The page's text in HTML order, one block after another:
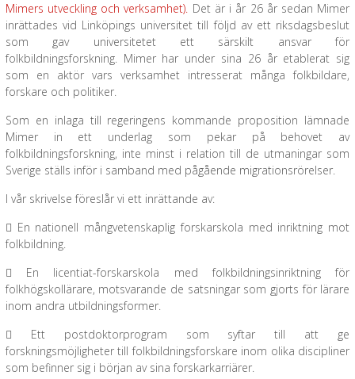
Mimers utveckling och verksamhet). Det är i år 26 år sedan Mimer
inrättades vid Linköpings universitet till följd av ett riksdagsbeslut
som gav universitetet ett särskilt ansvar för
folkbildningsforskning. Mimer har under sina 26 år etablerat sig
som en aktör vars verksamhet intresserat många folkbildare,
forskare och politiker.
Som en inlaga till regeringens kommande proposition lämnade
Mimer in ett underlag som pekar på behovet av
folkbildningsforskning, inte minst i relation till de utmaningar som
Sverige ställs inför i samband med pågående migrationsrörelser.
I vår skrivelse föreslår vi ett inrättande av:
 En nationell mångvetenskaplig forskarskola med inriktning mot
folkbildning.
 En licentiat-forskarskola med folkbildningsinriktning för
folkhögskollärare, motsvarande de satsningar som gjorts för lärare
inom andra utbildningsformer.
 Ett postdoktorprogram som syftar till att ge
forskningsmöjligheter till folkbildningsforskare inom olika discipliner
som befinner sig i början av sina forskarkarriärer.